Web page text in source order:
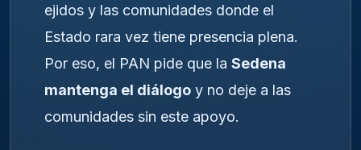
ejidos y las comunidades donde el
Estado rara vez tiene presencia plena.
Por eso, el PAN pide que la Sedena
mantenga el diálogo y no deje a las
comunidades sin este apoyo.